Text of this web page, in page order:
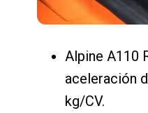
Alpine A110
aceleración
kg/CV.